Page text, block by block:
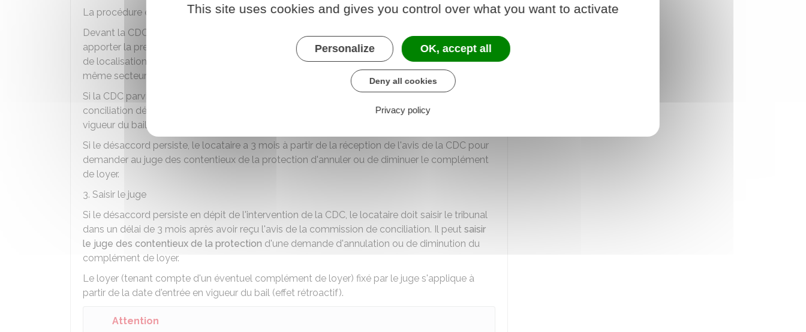
La procédure est gratuite.
Devant la CDC, c'est au propriétaire de prouver que le complément de loyer est justifié. il doit
apporter la preuve que le logement présente des caractéristiques particulières de confort ou
de localisation, par comparaison avec les logements de la même catégorie situés dans le
même secteur géographique.
Si la CDC parvient à un accord, le montant du loyer est celui fixé par le document de
conciliation délivré par la CDC. Ce nouveau montant s'applique à partir de la date d'entrée en
vigueur du bail.
Si le désaccord persiste, le locataire a 3 mois à partir de la réception de l'avis de la CDC pour
demander au juge des contentieux de la protection d'annuler ou de diminuer le complément
de loyer.
3. Saisir le juge
Si le désaccord persiste en dépit de l'intervention de la CDC, le locataire doit saisir le tribunal
dans un délai de 3 mois après avoir reçu l'avis de la commission de conciliation. Il peut saisir
le juge des contentieux de la protection d'une demande d'annulation ou de diminution du
complément de loyer.
Le loyer (tenant compte d'un éventuel complément de loyer) fixé par le juge s'applique à
partir de la date d'entrée en vigueur du bail (effet rétroactif).
Attention
This site uses cookies and gives you control over what you want to activate
Personalize OK, accept all
Deny all cookies
Privacy policy